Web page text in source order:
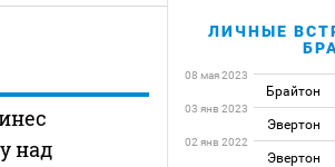
над
ЛИЧНЫЕ
08 мая 2023
Брайтон
03 янв 2023
Эвертон
02 янв 2022
Эвертон